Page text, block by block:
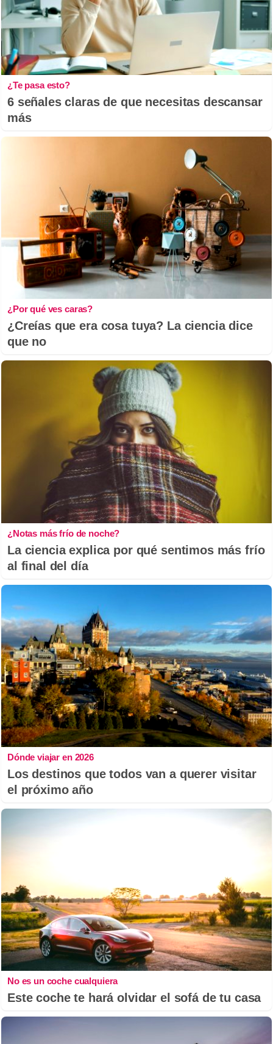
¿Te pasa esto?
6 señales claras de que necesitas descansar
más
¿Por qué ves caras?
¿Creías que era cosa tuya? La ciencia dice
que no
¿Notas más frío de noche?
La ciencia explica por qué sentimos más frío
al final del día
Dónde viajar en 2026
Los destinos que todos van a querer visitar
el próximo año
No es un coche cualquiera
Este coche te hará olvidar el sofá de tu casa